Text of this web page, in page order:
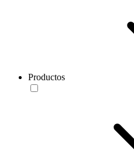
Productos